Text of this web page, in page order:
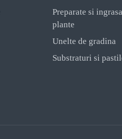
Preparate si
plante
Unelte de gradina
Substraturi si